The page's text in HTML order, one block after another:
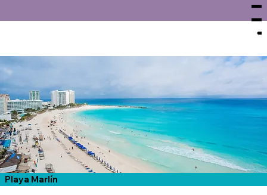
Menu
Playa Marlín